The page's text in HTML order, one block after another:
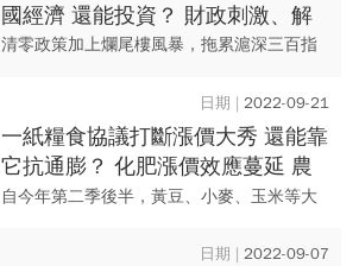
國經濟 還能投資？ 財政刺激、解
封利多下 陸股基金長線攻略
清零政策加上爛尾樓風暴，拖累滬深三百指
穩定，經濟負面因素轉好下，未來半年陸股
有望回漲，但長線仍要觀察經...
2022-09-21
一紙糧食協議打斷漲價大秀 還能靠
它抗通膨？ 化肥漲價效應蔓延 農
糧基金仍有看頭
自今年第二季後半，黃豆、小麥、玉米等大
肥價格高漲、農產品價格逐步「底底高」，
2022-09-07